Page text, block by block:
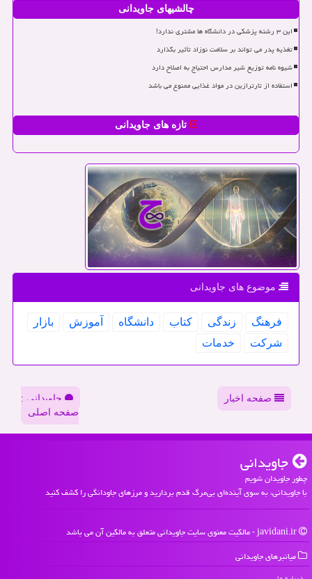
چالشیهای جاویدانی
این ۳ رشته پزشکی در دانشگاه ها مشتری ندارد!
تغذیه پدر می تواند بر سلامت نوزاد تأثیر بگذارد
شیوه نامه توزیع شیر مدارس احتیاج به اصلاح دارد
استفاده از تارترازین در مواد غذایی ممنوع می باشد
تازه های جاویدانی
موضوع های جاویدانی
فرهنگ زندگی كتاب دانشگاه آموزش
بازار
شركت
خدمات
صفحه اخبار
جاویدانی :
صفحه اصلی
جاویدانی
چطور جاویدان شویم
با جاویدانی، به سوی آینده‌ای بی‌مرگ قدم بردارید و مرزهای جاودانگی را کشف کنید
میانبرهای جاویدانی